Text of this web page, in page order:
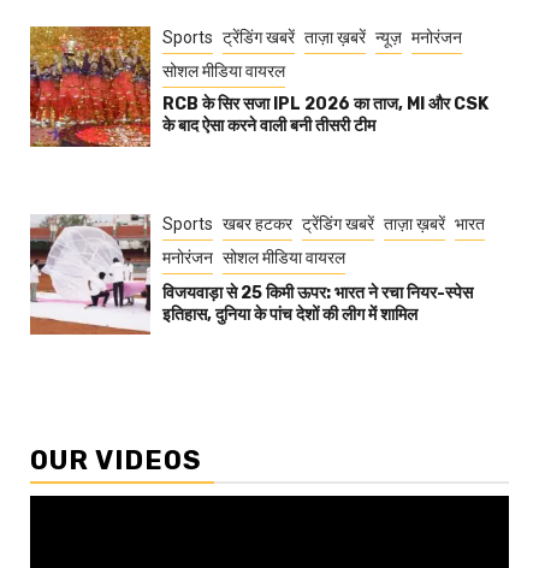
Sports ट्रेंडिंग खबरें ताज़ा ख़बरें न्यूज़ मनोरंजन
सोशल मीडिया वायरल
RCB के सिर सजा IPL 2026 का ताज, MI और CSK
के बाद ऐसा करने वाली बनी तीसरी टीम
Sports खबर हटकर ट्रेंडिंग खबरें ताज़ा ख़बरें भारत
मनोरंजन सोशल मीडिया वायरल
विजयवाड़ा से 25 किमी ऊपर: भारत ने रचा नियर-स्पेस
इतिहास, दुनिया के पांच देशों की लीग में शामिल
OUR VIDEOS